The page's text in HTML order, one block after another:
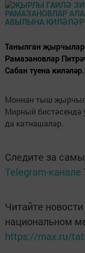
Танылган җырчылар
Рамазановлар
Сабан туена киләләр.
Моннан тыш
Мирный
да катнашалар.
Следите за
Telegram-канале
Читайте
национальном
https://max.ru/